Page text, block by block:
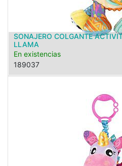
SONAJERO COLGANTE
LLAMA
En existencias
189037